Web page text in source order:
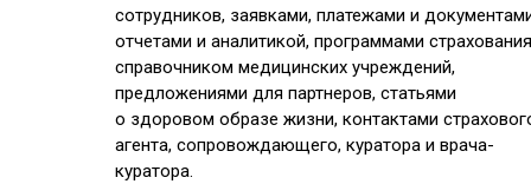
сотрудников, заявками, платежами и
отчетами и аналитикой, программами
справочником медицинских учреждений,
предложениями для партнеров, статьями
о здоровом образе жизни, контактами
агента, сопровождающего, куратора и врача-
куратора.